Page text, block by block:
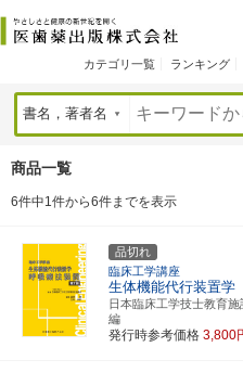
カテゴリ一覧 ランキング
商品一覧
6件中1件から6件までを表示
品切れ
臨床工学講座
生体機能代行装置
日本臨床工学技士教育
編
発行時参考価格 3,800